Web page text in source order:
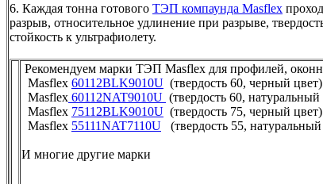
6. Каждая тонна готового ТЭП компаунда Masflex
разрыв, относительное удлинение при разрыве,
стойкость к ультрафиолету.
Рекомендуем марки ТЭП Masflex для профилей,
Masflex 60112BLK9010U (твердость 60, черный цвет)
Masflex 60112NAT9010U (твердость 60, натуральный
Masflex 75112BLK9010U (твердость 75, черный цвет)
Masflex 55111NAT7110U (твердость 55,
И многие другие марки